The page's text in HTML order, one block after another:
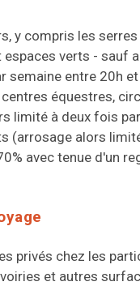
y compris les
verts - sauf
semaine entre 20h et
équestres,
limité à deux fois
(arrosage alors
avec tenue d'un
privés chez les
et autres